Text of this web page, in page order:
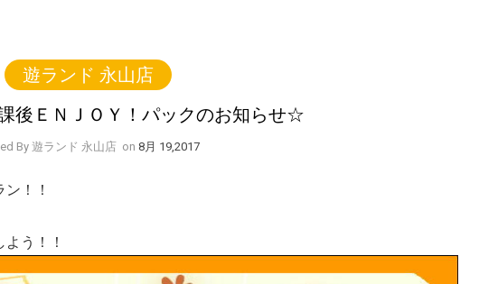
遊ランド 永山店
後ＥＮＪＯＹ！パックのお知らせ☆
By 遊ランド 永山店 on 8月 19,2017
！！
う！！